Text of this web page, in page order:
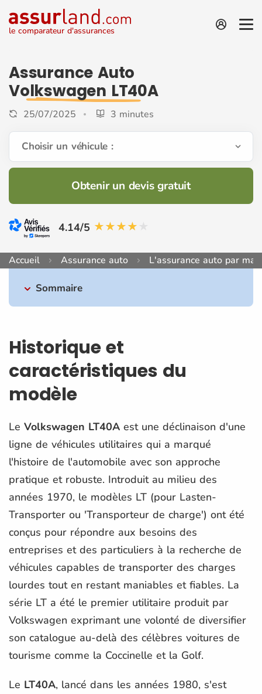
le comparateur d'assurances
Assurance Auto
Volkswagen LT40A
25/07/2025 3 minutes
Choisir un véhicule :
Obtenir un devis gratuit
4.14/5
Accueil Assurance auto L'assurance auto par
Sommaire
Historique et
caractéristiques du
modèle
Le Volkswagen LT40A est une déclinaison d'une
ligne de véhicules utilitaires qui a marqué
l'histoire de l'automobile avec son approche
pratique et robuste. Introduit au milieu des
années 1970, le modèles LT (pour Lasten-
Transporter ou 'Transporteur de charge') ont été
conçus pour répondre aux besoins des
entreprises et des particuliers à la recherche de
véhicules capables de transporter des charges
lourdes tout en restant maniables et fiables. La
série LT a été le premier utilitaire produit par
Volkswagen exprimant une volonté de diversifier
son catalogue au-delà des célèbres voitures de
tourisme comme la Coccinelle et la Golf.
Le LT40A, lancé dans les années 1980, s'est